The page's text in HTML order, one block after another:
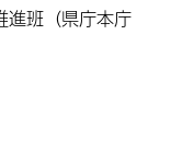
進班（県庁本庁